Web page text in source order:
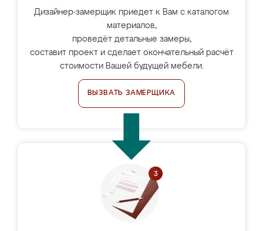
Дизайнер-замерщик приедет к Вам с каталогом
материалов,
проведёт детальные замеры,
составит проект и сделает окончательный расчёт
стоимости Вашей будущей мебели.
ВЫЗВАТЬ ЗАМЕРЩИКА